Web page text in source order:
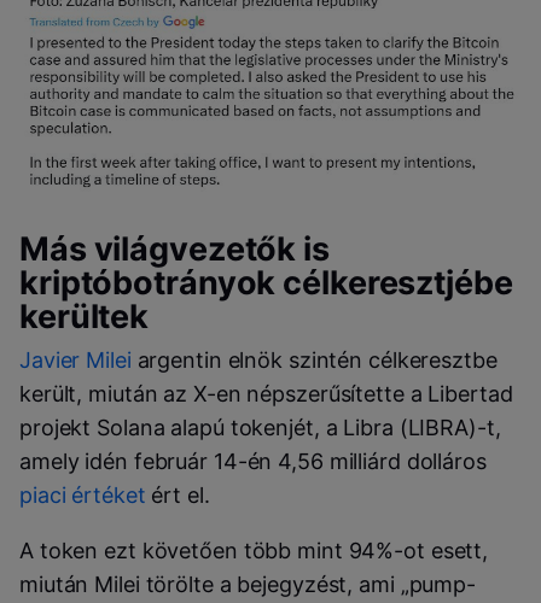
Más világvezetők is
kriptóbotrányok célkeresztjébe
kerültek
Javier Milei argentin elnök szintén célkeresztbe
került, miután az X-en népszerűsítette a Libertad
projekt Solana alapú tokenjét, a Libra (LIBRA)-t,
amely idén február 14-én 4,56 milliárd dolláros
piaci értéket ért el.
A token ezt követően több mint 94%-ot esett,
miután Milei törölte a bejegyzést, ami „pump-